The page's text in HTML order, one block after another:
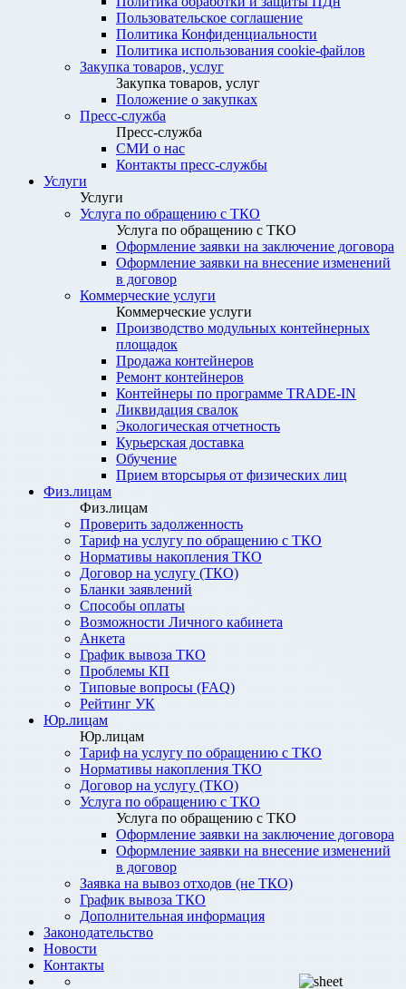
Пользовательское соглашение
Политика Конфиденциальности
Политика использования cookie-файлов
Закупка товаров, услуг
Закупка товаров, услуг
Положение о закупках
Пресс-служба
Пресс-служба
СМИ о нас
Контакты пресс-службы
Услуги
Услуги
Услуга по обращению с ТКО
Услуга по обращению с ТКО
Оформление заявки на заключение договора
Оформление заявки на внесение изменений
в договор
Коммерческие услуги
Коммерческие услуги
Производство модульных контейнерных
площадок
Продажа контейнеров
Ремонт контейнеров
Контейнеры по программе TRADE-IN
Ликвидация свалок
Экологическая отчетность
Курьерская доставка
Обучение
Прием вторсырья от физических лиц
Физ.лицам
Физ.лицам
Проверить задолженность
Тариф на услугу по обращению с ТКО
Нормативы накопления ТКО
Договор на услугу (ТКО)
Бланки заявлений
Способы оплаты
Возможности Личного кабинета
Анкета
График вывоза ТКО
Проблемы КП
Типовые вопросы (FAQ)
Рейтинг УК
Юр.лицам
Юр.лицам
Тариф на услугу по обращению с ТКО
Нормативы накопления ТКО
Договор на услугу (ТКО)
Услуга по обращению с ТКО
Услуга по обращению с ТКО
Оформление заявки на заключение договора
Оформление заявки на внесение изменений
в договор
Заявка на вывоз отходов (не ТКО)
График вывоза ТКО
Дополнительная информация
Законодательство
Новости
Контакты